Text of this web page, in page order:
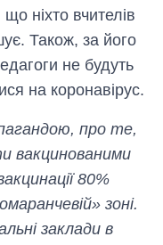
ніхто вчителів
Також, за його
не будуть
на коронавірус.
про те,
вакцинованими
80%
зоні.
заклади в
СЗР